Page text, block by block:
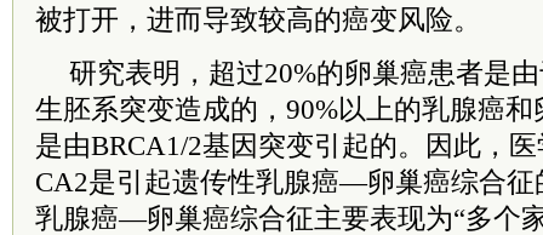
被打开，进而导致较高的癌变风险。
研究表明，超过20%的卵巢癌患者是
生胚系突变造成的，90%以上的乳腺癌
是由BRCA1/2基因突变引起的。因此，
CA2是引起遗传性乳腺癌—卵巢癌综合征
乳腺癌—卵巢癌综合征主要表现为“多个